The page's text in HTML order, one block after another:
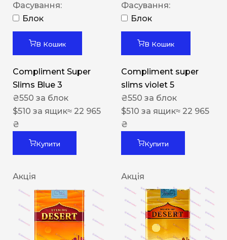
Фасування:
Блок
В Кошик
Compliment Super
Slims Blue 3
₴550 за блок
$510 за ящик≈ 22 965
₴
Купити
Фасування:
Блок
В Кошик
Compliment super
slims violet 5
₴550 за блок
$510 за ящик≈ 22 965
₴
Купити
Акція Акція